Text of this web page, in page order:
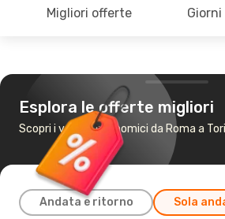
Migliori offerte
Esplora le offerte migliori
Scopri i voli più economici da Roma a
Andata e ritorno Sola